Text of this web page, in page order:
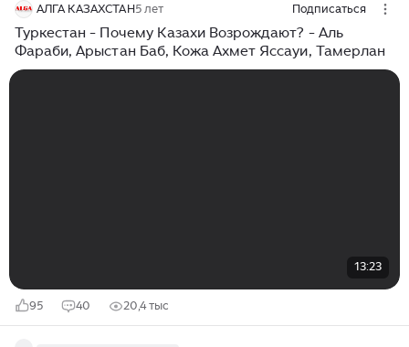
АЛГА КАЗАХСТАН5 лет Подписаться
Туркестан - Почему Казахи Возрождают? - Аль
Фараби, Арыстан Баб, Кожа Ахмет Яссауи, Тамерлан
13:23
95 40 20,4 тыс